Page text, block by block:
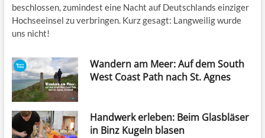
beschlossen, zumindest eine Nacht auf Deutschlands einziger
Hochseeinsel zu verbringen. Kurz gesagt: Langweilig wurde
uns nicht!
Wandern am Meer: Auf dem South
West Coast Path nach St. Agnes
Handwerk erleben: Beim Glasbläser
in Binz Kugeln blasen